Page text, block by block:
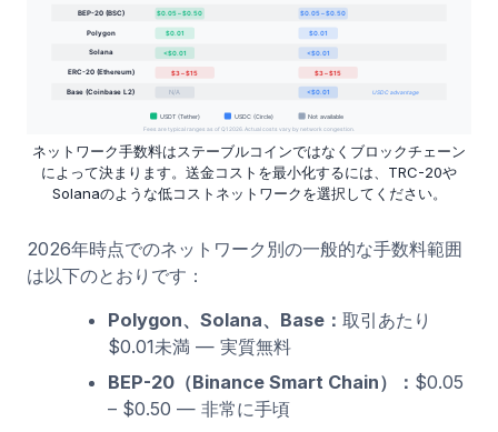
ネットワーク手数料はステーブルコインではなくブロックチェーン
によって決まります。送金コストを最小化するには、TRC-20や
Solanaのような低コストネットワークを選択してください。
2026年時点でのネットワーク別の一般的な手数料範囲
は以下のとおりです：
Polygon、Solana、Base： 取引あたり
$0.01未満 — 実質無料
BEP-20（Binance Smart Chain）： $0.05
– $0.50 — 非常に手頃